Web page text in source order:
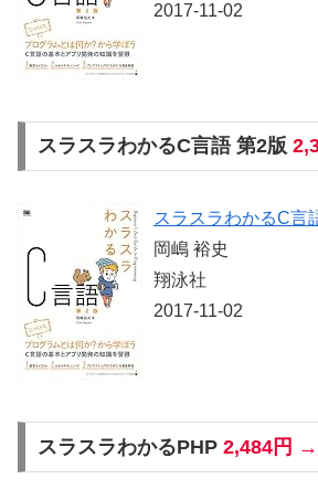
2017-11-02
スラスラわかるC言語 第2版
スラスラわかるC言
岡嶋 裕史
翔泳社
2017-11-02
スラスラわかるPHP 2,484円 →